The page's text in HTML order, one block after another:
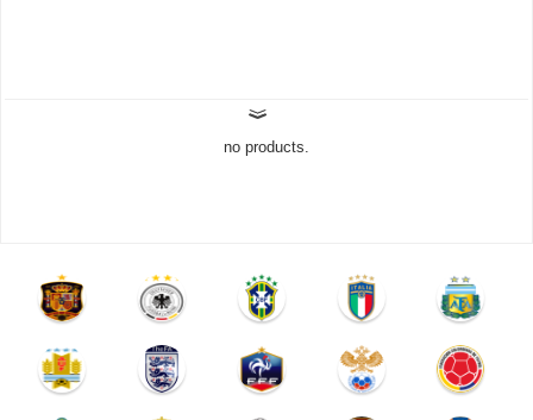
no products.